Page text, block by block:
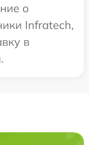
о
Infratech,
в